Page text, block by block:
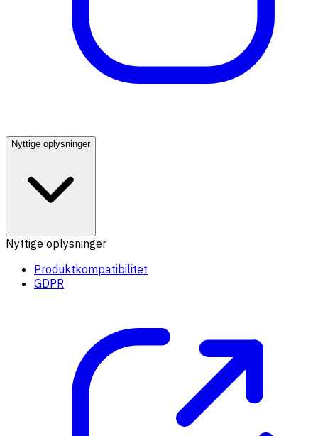
Nyttige oplysninger
Nyttige oplysninger
Produktkompatibilitet
GDPR